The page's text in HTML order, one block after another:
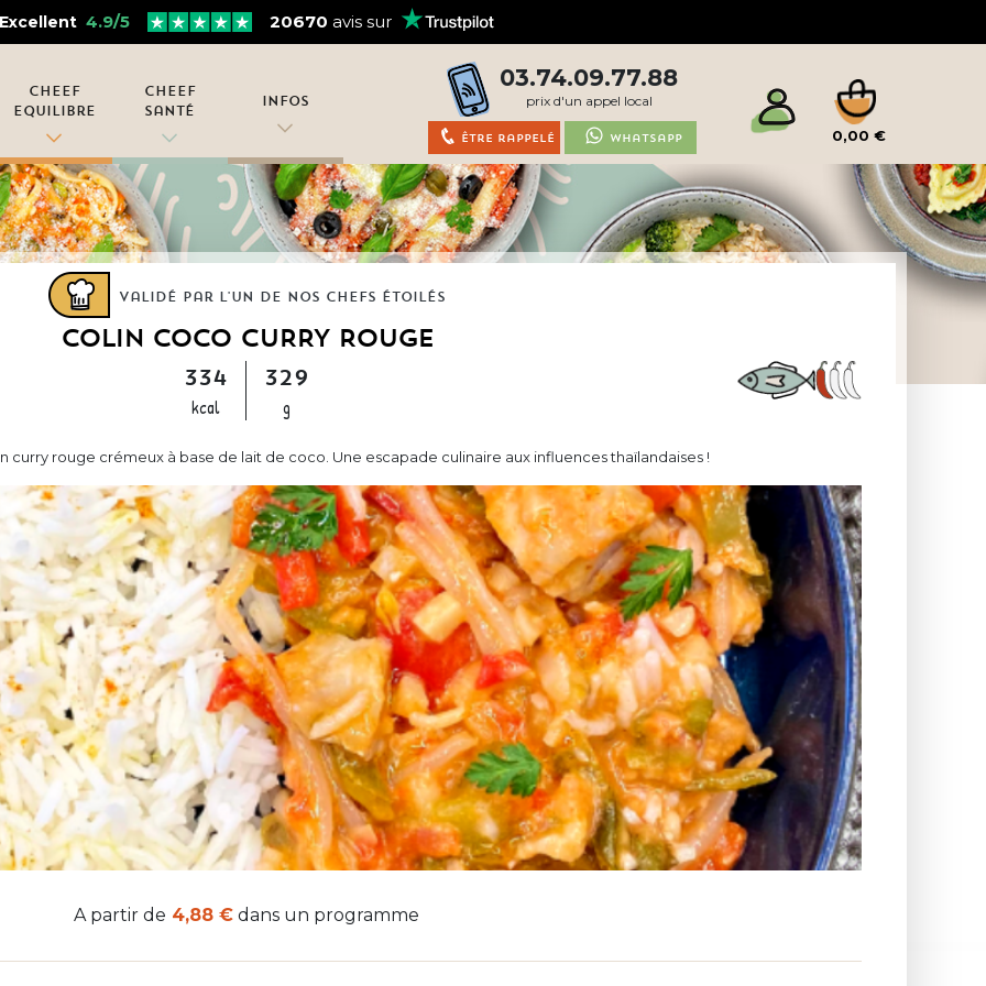
Excellent 4.9/5 20670 avis sur
Cheef
Equilibre
Cheef
Santé
Infos
03.74.09.77.88
prix d'un appel local
Être rappelé Whatsapp 0,00 €
Validé par l'un de nos chefs étoilés
COLIN COCO CURRY ROUGE
334
kcal
329
g
curry rouge crémeux à base de lait de coco. Une escapade culinaire aux influences thaïlandaises !
A partir de 4,88 € dans un programme